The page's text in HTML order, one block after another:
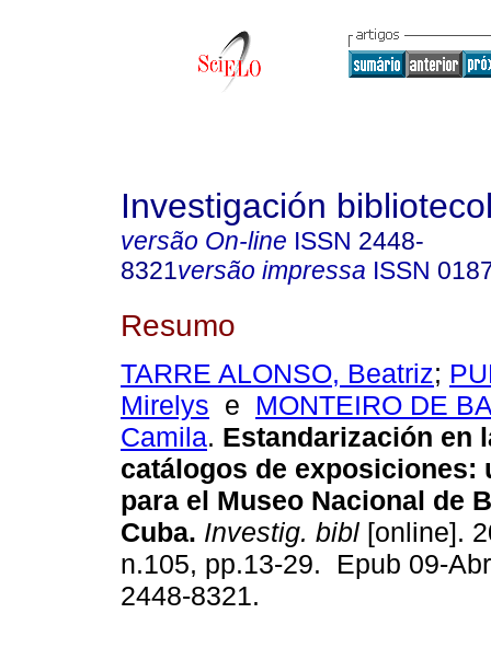
Investigación
versão On-line ISSN 2448-
8321versão impressa ISSN
Resumo
TARRE ALONSO, Beatriz;
Mirelys e MONTEIRO DE
Camila. Estandarización en
catálogos de exposiciones:
para el Museo Nacional de
Cuba. Investig. bibl [online].
n.105, pp.13-29. Epub 09-
2448-8321.